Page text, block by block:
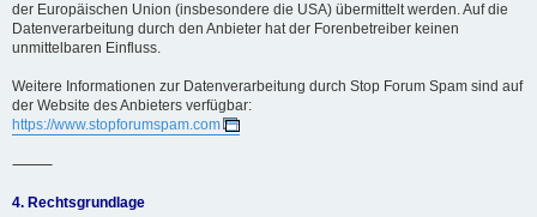
der Europäischen Union (insbesondere die USA) übermittelt werden. Auf die
Datenverarbeitung durch den Anbieter hat der Forenbetreiber keinen
unmittelbaren Einfluss.
Weitere Informationen zur Datenverarbeitung durch Stop Forum Spam sind auf
der Website des Anbieters verfügbar:
https://www.stopforumspam.com
⸻
4. Rechtsgrundlage